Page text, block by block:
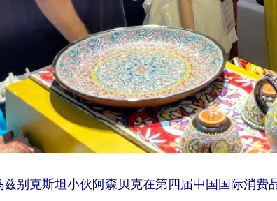
克斯坦小伙阿森贝克在第四届中国国际消费